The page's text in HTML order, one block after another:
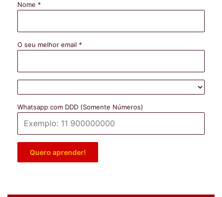
Nome *
O seu melhor email *
Whatsapp com DDD (Somente Números)
Quero aprender!